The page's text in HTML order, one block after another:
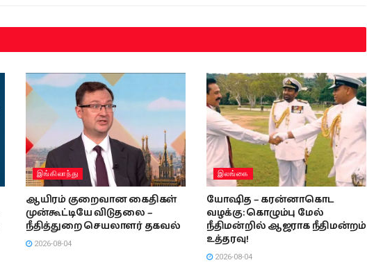
இங்கிலாந்து
ஆயிரம் குறைவான கைதிகள்
முன்கூட்டியே விடுதலை –
நீதித்துறை செயலாளர் தகவல்
2026-08-04
இலங்கை
யோஷித – கரன்னாகொட
வழக்கு: கொழும்பு மேல்
நீதிமன்றில் ஆஜராக நீதிமன்றம்
உத்தரவு!
2026-08-04